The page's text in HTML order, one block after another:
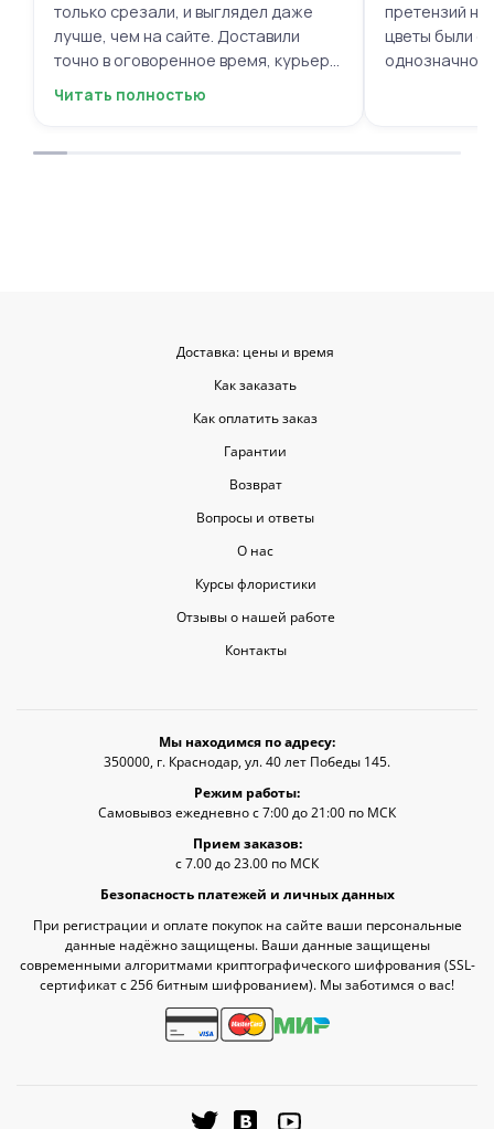
только срезали, и выглядел даже
лучше, чем на сайте. Доставили
точно в оговоренное время, курьер
вежливый, ещё и открытку с тёплыми
приятными. Однозначно буду
Читать полностью
претензий
цветы были
однозначно.
Доставка: цены и время
Как заказать
Как оплатить заказ
Гарантии
Возврат
Вопросы и ответы
О нас
Курсы флористики
Отзывы о нашей работе
Контакты
Мы находимся по адресу:
350000, г. Краснодар, ул. 40 лет Победы 145.
Режим работы:
Самовывоз ежедневно с 7:00 до 21:00 по МСК
Прием заказов:
с 7.00 до 23.00 по МСК
Безопасность платежей и личных данных
При регистрации и оплате покупок на сайте ваши персональные
данные надёжно защищены. Ваши данные защищены
современными алгоритмами криптографического шифрования (SSL-
сертификат c 256 битным шифрованием). Мы заботимся о вас!